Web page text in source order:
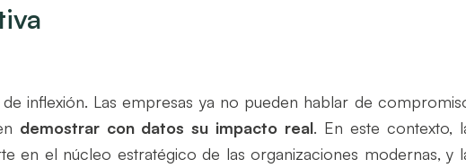
inflexión. Las empresas ya no pueden hablar de
demostrar con datos su impacto real. En este contexto,
en el núcleo estratégico de las organizaciones modernas, y